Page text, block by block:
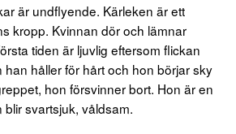
är undflyende. Kärleken är ett
kropp. Kvinnan dör och lämnar
tiden är ljuvlig eftersom flickan
håller för hårt och hon börjar sky
hon försvinner bort. Hon är en
svartsjuk, våldsam.